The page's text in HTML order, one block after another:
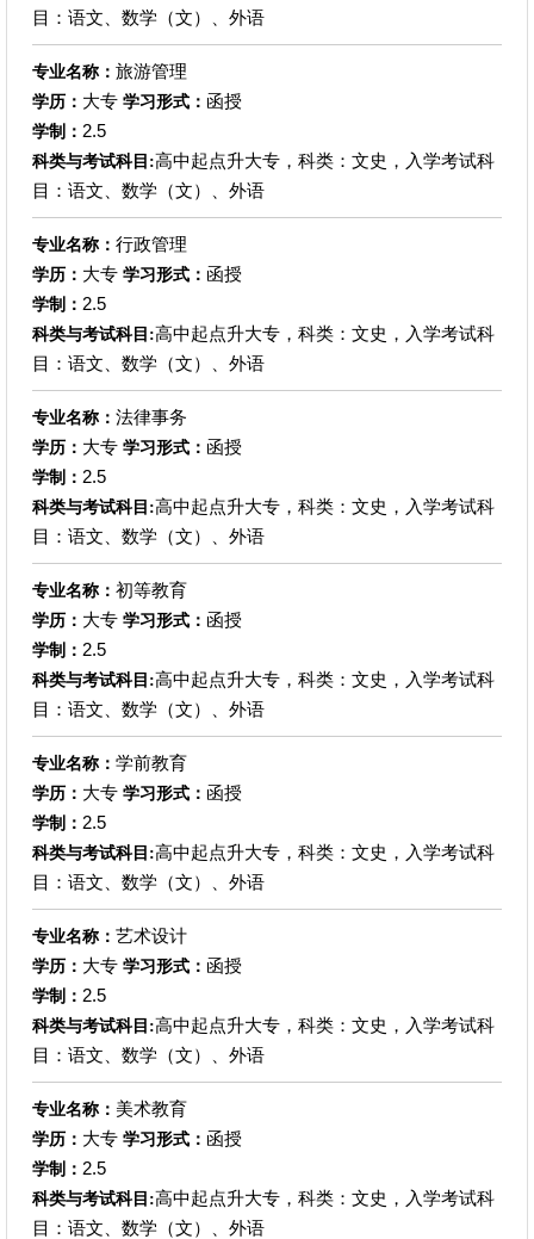
目：语文、数学（文）、外语
专业名称： 旅游管理
学历： 大专 学习形式： 函授
学制： 2.5
科类与考试科目:高中起点升大专，科类：文史，入学考试科
目：语文、数学（文）、外语
专业名称： 行政管理
学历： 大专 学习形式： 函授
学制： 2.5
科类与考试科目:高中起点升大专，科类：文史，入学考试科
目：语文、数学（文）、外语
专业名称： 法律事务
学历： 大专 学习形式： 函授
学制： 2.5
科类与考试科目:高中起点升大专，科类：文史，入学考试科
目：语文、数学（文）、外语
专业名称： 初等教育
学历： 大专 学习形式： 函授
学制： 2.5
科类与考试科目:高中起点升大专，科类：文史，入学考试科
目：语文、数学（文）、外语
专业名称： 学前教育
学历： 大专 学习形式： 函授
学制： 2.5
科类与考试科目:高中起点升大专，科类：文史，入学考试科
目：语文、数学（文）、外语
专业名称： 艺术设计
学历： 大专 学习形式： 函授
学制： 2.5
科类与考试科目:高中起点升大专，科类：文史，入学考试科
目：语文、数学（文）、外语
专业名称： 美术教育
学历： 大专 学习形式： 函授
学制： 2.5
科类与考试科目:高中起点升大专，科类：文史，入学考试科
目：语文、数学（文）、外语